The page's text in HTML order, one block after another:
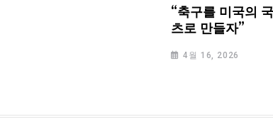
“축구를 미국의
츠로 만들자”
4월 16, 2026